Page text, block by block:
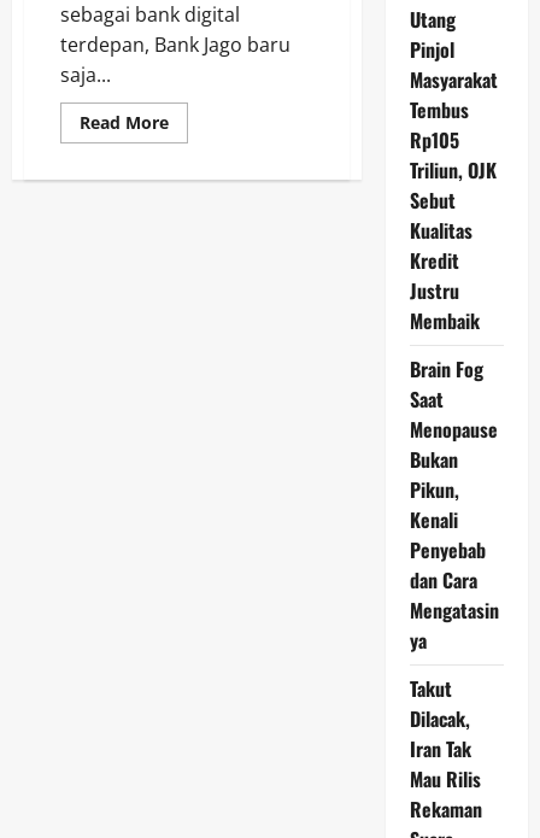
sebagai bank digital
terdepan, Bank Jago baru
saja...
Read MoreRead
more
Jago
Utang
Pinjol
Masyarakat
Tembus
Rp105
Triliun, OJK
Sebut
Kualitas
Kredit
Justru
Membaik
Brain Fog
Saat
Menopause
Bukan
Pikun,
Kenali
Penyebab
dan Cara
Mengatasin
ya
Takut
Dilacak,
Iran Tak
Mau Rilis
Rekaman